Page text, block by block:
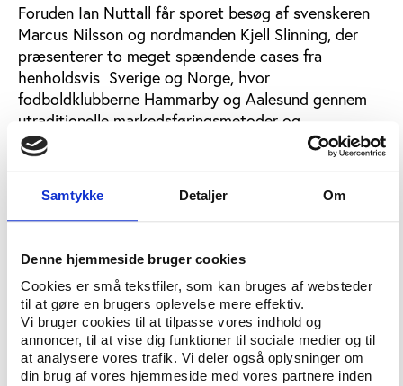
Samtykke Detaljer Om
Denne hjemmeside bruger cookies
Cookies er små tekstfiler, som kan bruges af websteder
til at gøre en brugers oplevelse mere effektiv.
Vi bruger cookies til at tilpasse vores indhold og
annoncer, til at vise dig funktioner til sociale medier og til
at analysere vores trafik. Vi deler også oplysninger om
din brug af vores hjemmeside med vores partnere inden
Foruden Ian Nuttall får sporet besøg af svenskeren
Marcus Nilsson og nordmanden Kjell Slinning, der
præsenterer to meget spændende cases fra
henholdsvis Sverige og Norge, hvor
fodboldklubberne Hammarby og Aalesund gennem
utraditionelle markedsføringsmetoder og
sponsorkoncepter formår at fylde deres
stadionanlæg og skabe tæt kontakt til fans og
lokalområder, selv om niveauet på banen ikke altid er
af ypperste kvalitet. Trods et par sæsoner i den
næstbedste svenske fodboldrække har Hammarby
Fotboll fuldstændig givet lokalrivalerne AIK og
Djurgården og faktisk også det svenske landshold
baghjul i kampen om tilskuernes gunst i Stockholm-
området, mens Aalesunds FK måske er den klub i
Norden, som er bedst til at invitere sit lokalområde
indenfor i den lokale ligaklub og aktivere byens
stadion.